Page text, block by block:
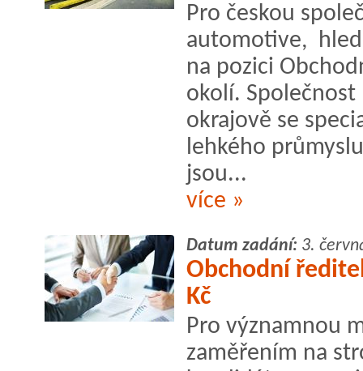
Pro českou
automotive,
na pozici
okolí.
okrajově se
lehkého
jsou...
více »
Datum zadání: 3.
Obchodní
Kč
Pro významnou
zaměřením na